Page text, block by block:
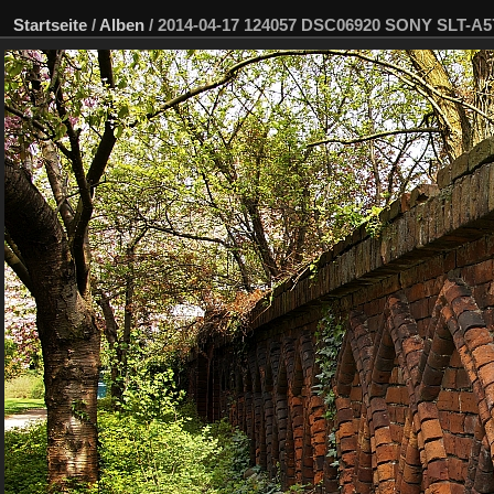
Startseite / Alben / 2014-04-17 124057 DSC06920 SONY SLT-